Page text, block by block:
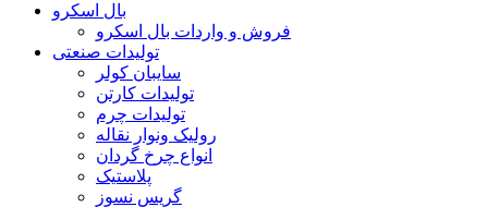
بال اسکرو
فروش و واردات بال اسکرو
تولیدات صنعتی
سایبان کولر
تولیدات کارتن
تولیدات چرم
رولیک ونوار نقاله
انواع چرخ گردان
پلاستیک
گریس نسوز